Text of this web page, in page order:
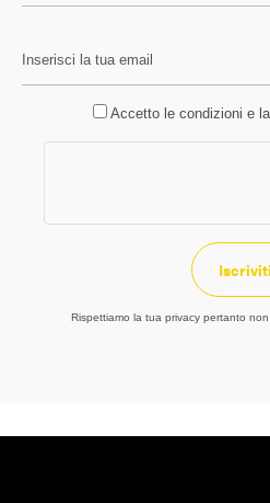
Accetto le condizioni e
Iscriviti
Rispettiamo la tua privacy pertanto